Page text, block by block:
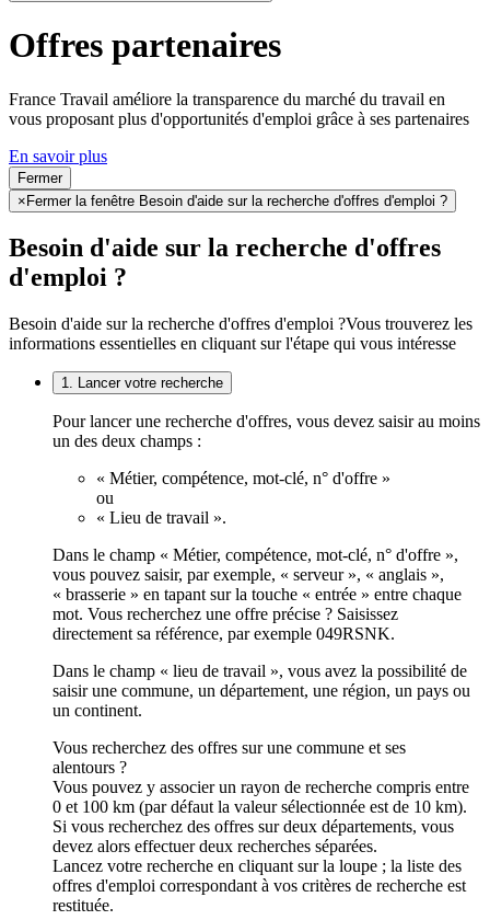
Offres partenaires
France Travail améliore la transparence du marché du travail en
vous proposant plus d'opportunités d'emploi grâce à ses partenaires
En savoir plus
Fermer
×Fermer la fenêtre Besoin d'aide sur la recherche d'offres d'emploi ?
Besoin d'aide sur la recherche d'offres
d'emploi ?
Besoin d'aide sur la recherche d'offres d'emploi ?Vous trouverez les
informations essentielles en cliquant sur l'étape qui vous intéresse
1. Lancer votre recherche
Pour lancer une recherche d'offres, vous devez saisir au moins
un des deux champs :
« Métier, compétence, mot-clé, n° d'offre »
ou
« Lieu de travail ».
Dans le champ « Métier, compétence, mot-clé, n° d'offre »,
vous pouvez saisir, par exemple, « serveur », « anglais »,
« brasserie » en tapant sur la touche « entrée » entre chaque
mot. Vous recherchez une offre précise ? Saisissez
directement sa référence, par exemple 049RSNK.
Dans le champ « lieu de travail », vous avez la possibilité de
saisir une commune, un département, une région, un pays ou
un continent.
Vous recherchez des offres sur une commune et ses
alentours ?
Vous pouvez y associer un rayon de recherche compris entre
0 et 100 km (par défaut la valeur sélectionnée est de 10 km).
Si vous recherchez des offres sur deux départements, vous
devez alors effectuer deux recherches séparées.
Lancez votre recherche en cliquant sur la loupe ; la liste des
offres d'emploi correspondant à vos critères de recherche est
restituée.